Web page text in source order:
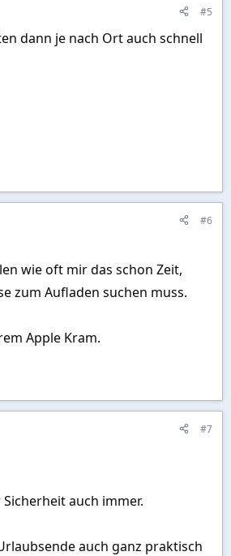
#5
dann je nach Ort auch schnell
#6
wie oft mir das schon Zeit,
zum Aufladen suchen muss.
Apple Kram.
#7
auch immer.
auch ganz praktisch